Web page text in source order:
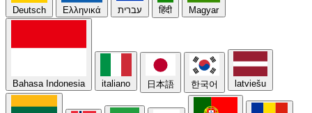
Deutsch Ελληνικά עברית हिंदी Magyar
Bahasa Indonesia italiano 日本語 한국어 latviešu